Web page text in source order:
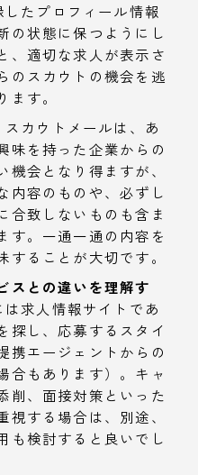
したプロフィール情報
の状態に保つようにし
、適切な求人が表示さ
のスカウトの機会を逃
ます。
スカウトメールは、あ
味を持った企業からの
機会となり得ますが、
内容のものや、必ずし
合致しないものも含ま
す。一通一通の内容を
することが大切です。
スとの違いを理解す
求人情報サイトであ
探し、応募するスタイ
携エージェントからの
合もあります）。キャ
削、面接対策といった
視する場合は、別途、
も検討すると良いでし